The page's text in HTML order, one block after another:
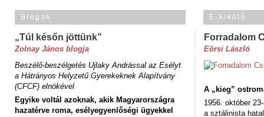
Blogok
„Túl későn jöttünk”
Zolnay János blogja
Beszélő-beszélgetés Ujlaky Andrással az Esélyt
a Hátrányos Helyzetű Gyerekeknek Alapítvány
(CFCF) elnökével
Egyike voltál azoknak, akik Magyarországra
hazatérve roma, esélyegyenlőségi ügyekkel
E-kikötő
Forradalom
Eörsi László
A „kieg”
1956. október
a sztálinista